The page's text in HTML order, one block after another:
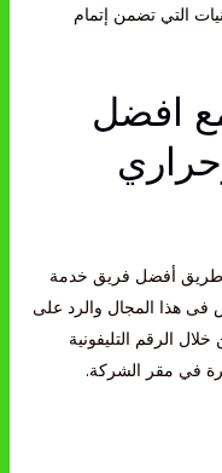
التي تضمن إتمام
افضل
طريق أفضل فريق خدمة
هذا المجال والرد على
الرقم التليفونية
في مقر الشركة.